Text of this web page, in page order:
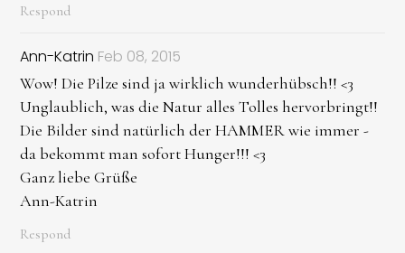
Respond
Ann-Katrin Feb 08, 2015
Wow! Die Pilze sind ja wirklich wunderhübsch!! <3
Unglaublich, was die Natur alles Tolles hervorbringt!!
Die Bilder sind natürlich der HAMMER wie immer -
da bekommt man sofort Hunger!!! <3
Ganz liebe Grüße
Ann-Katrin
Respond